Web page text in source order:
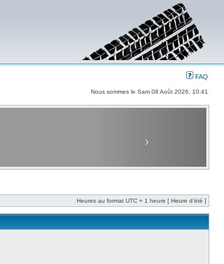
FAQ
Nous sommes le Sam 08 Août 2026, 10:41
Heures au format UTC + 1 heure [ Heure d’été ]